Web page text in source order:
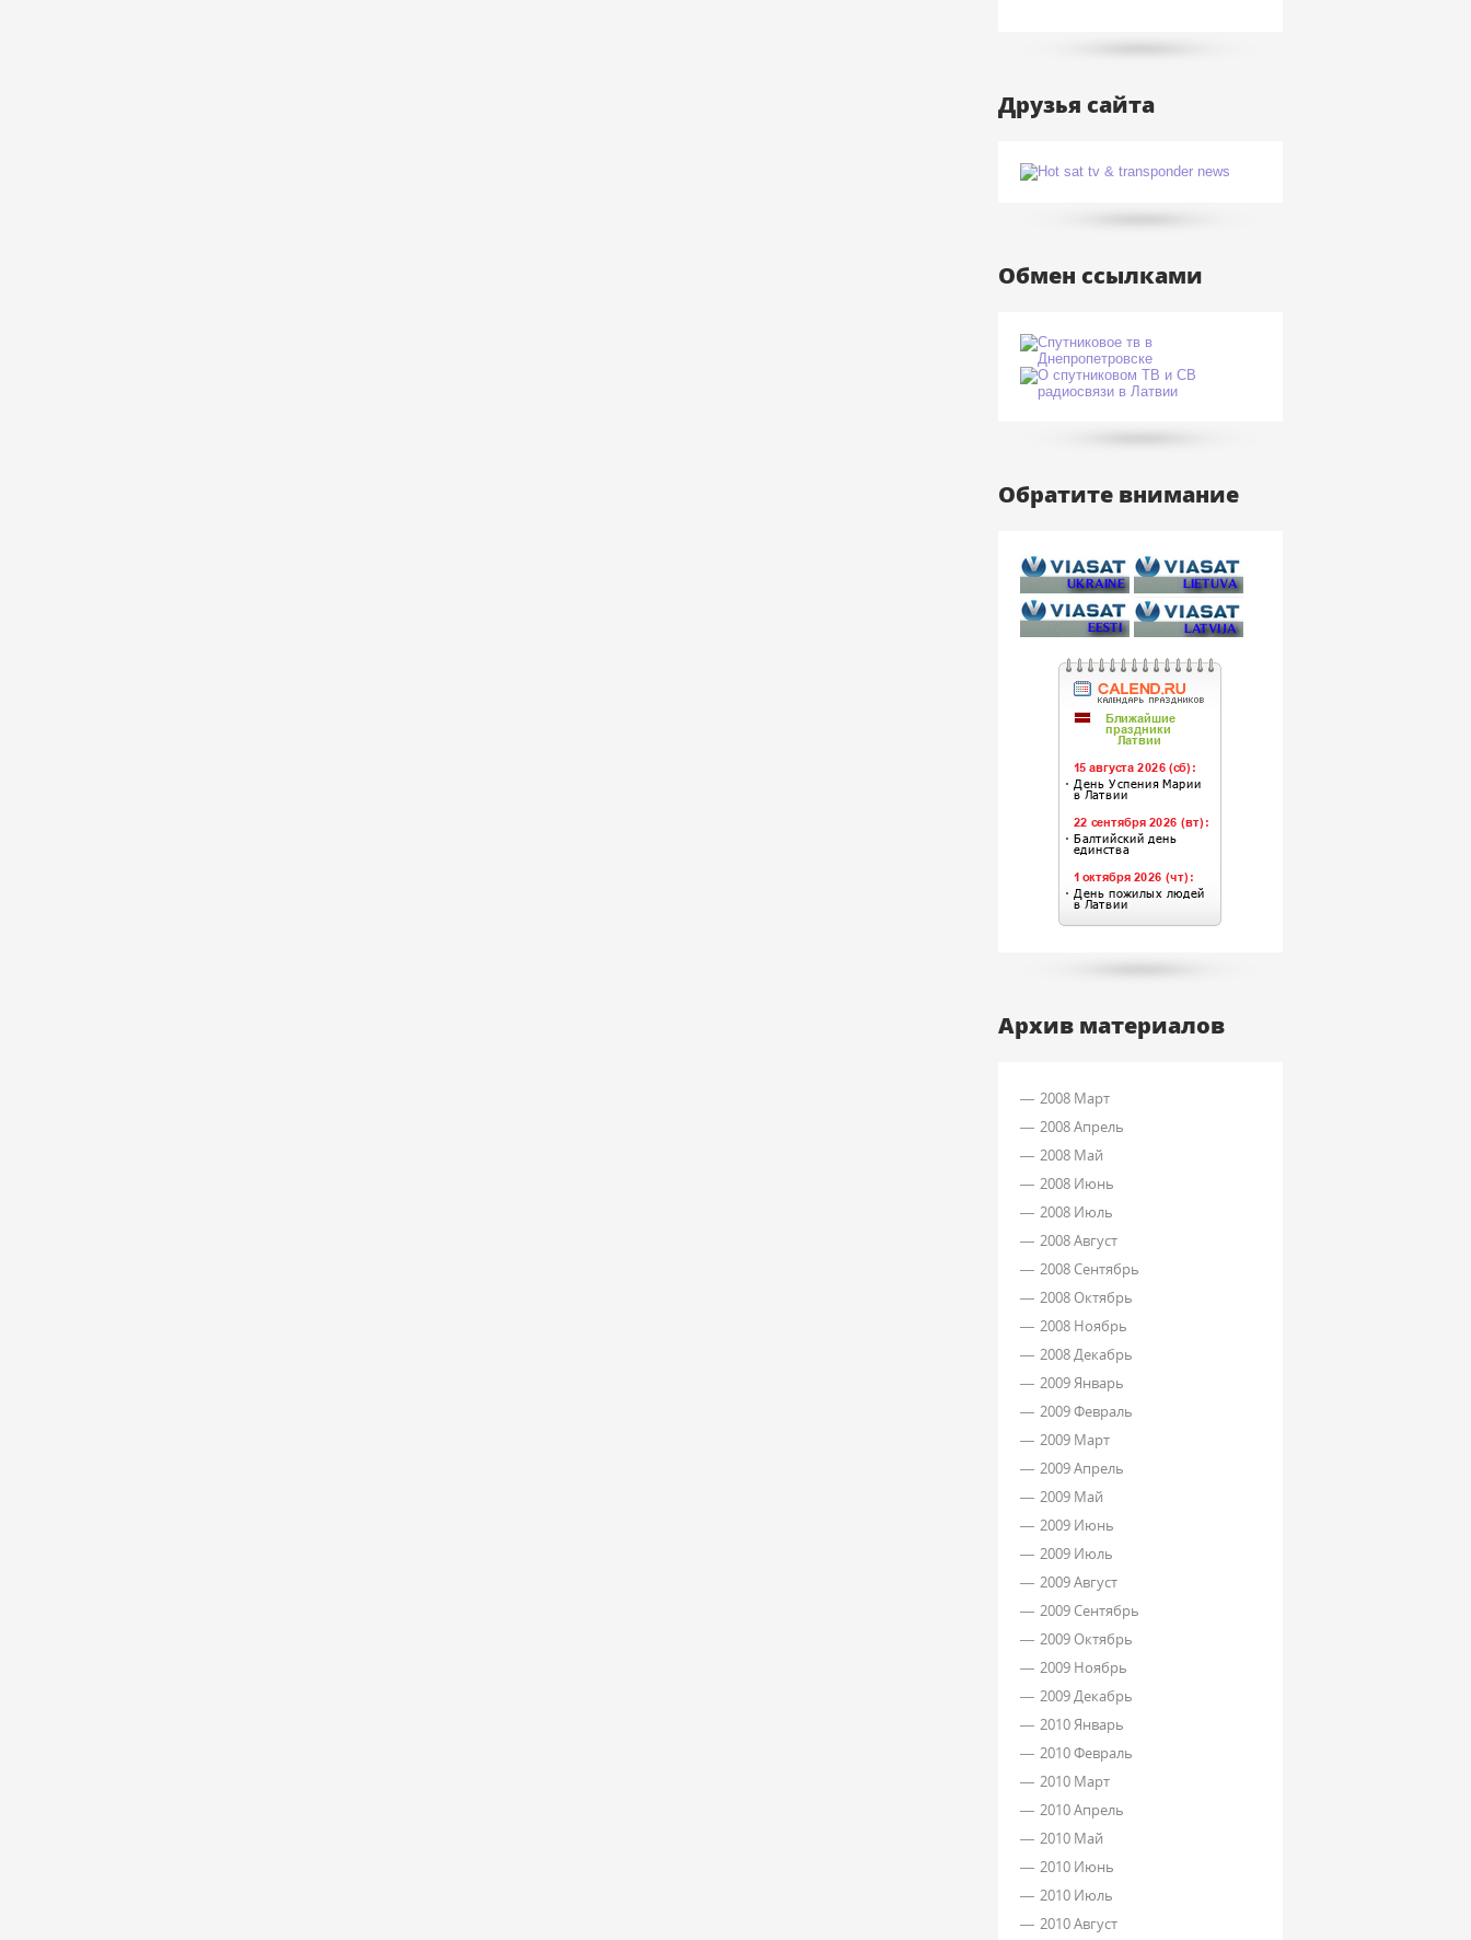
Друзья сайта
Обмен ссылками
Обратите внимание
Архив материалов
2008 Март
2008 Апрель
2008 Май
2008 Июнь
2008 Июль
2008 Август
2008 Сентябрь
2008 Октябрь
2008 Ноябрь
2008 Декабрь
2009 Январь
2009 Февраль
2009 Март
2009 Апрель
2009 Май
2009 Июнь
2009 Июль
2009 Август
2009 Сентябрь
2009 Октябрь
2009 Ноябрь
2009 Декабрь
2010 Январь
2010 Февраль
2010 Март
2010 Апрель
2010 Май
2010 Июнь
2010 Июль
2010 Август